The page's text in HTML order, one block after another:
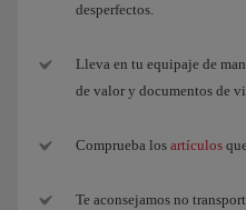
desperfectos.
Lleva en tu equipaje de
de valor y documentos de
Comprueba los artículos
Te aconsejamos no